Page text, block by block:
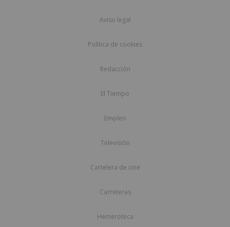
Aviso legal
Política de cookies
Redacción
El Tiempo
Empleo
Televisión
Cartelera de cine
Carreteras
Hemeroteca